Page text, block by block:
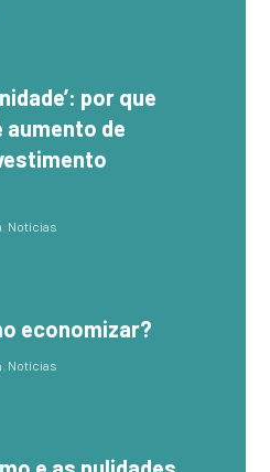
por que
aumento de
, Notícias
economizar?
, Notícias